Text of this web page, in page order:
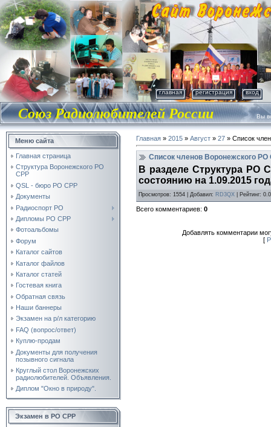
главная регистрация вход
Союз Радиолюбителей России Вы
Меню сайта
Главная страница
Структура Воронежского РО
СРР
QSL - бюро РО СРР
Документы
Радиоспорт РО
Дипломы РО СРР
Фотоальбомы
Форум
Каталог сайтов
Каталог файлов
Каталог статей
Гостевая книга
Обратная связь
Наши баннеры
Экзамен на р/л категорию
FAQ (вопрос/ответ)
Куплю-продам
Документы для получения
позывного сигнала
Круглый стол Воронежских
радиолюбителей. Объявления.
Диплом "Окно в природу".
Экзамен в РО СРР
Главная » 2015 » Август » 27 » Список
Список членов Воронежского РО
В разделе Структура РО
состоянию на 1.09.2015
Просмотров: 1554 | Добавил: RD3QX Рейтинг: 0.0
Всего комментариев: 0
Добавлять комментарии
[